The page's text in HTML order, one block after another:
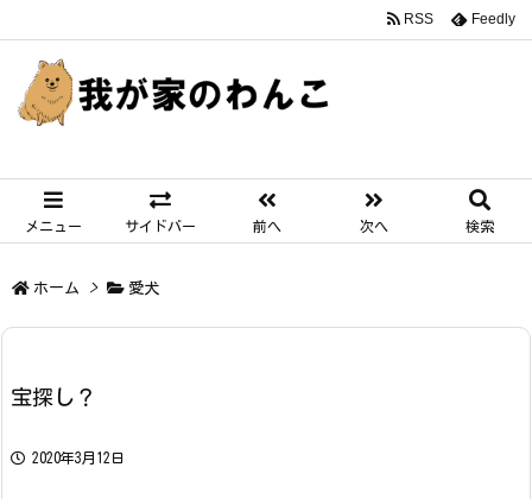
メニュー サイドバー 前へ 次へ 検索
RSS Feedly
ホーム > 愛犬
宝探し？
2020年3月12日